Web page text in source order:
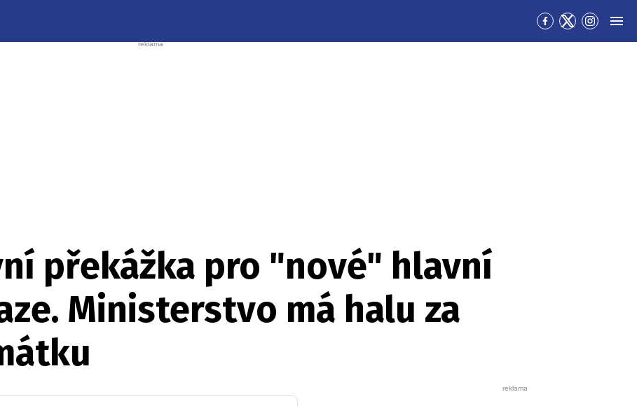
Přejít
na
Přejít
na
Přejít
na
překážka pro "nové" hlavní
Ministerstvo má halu za